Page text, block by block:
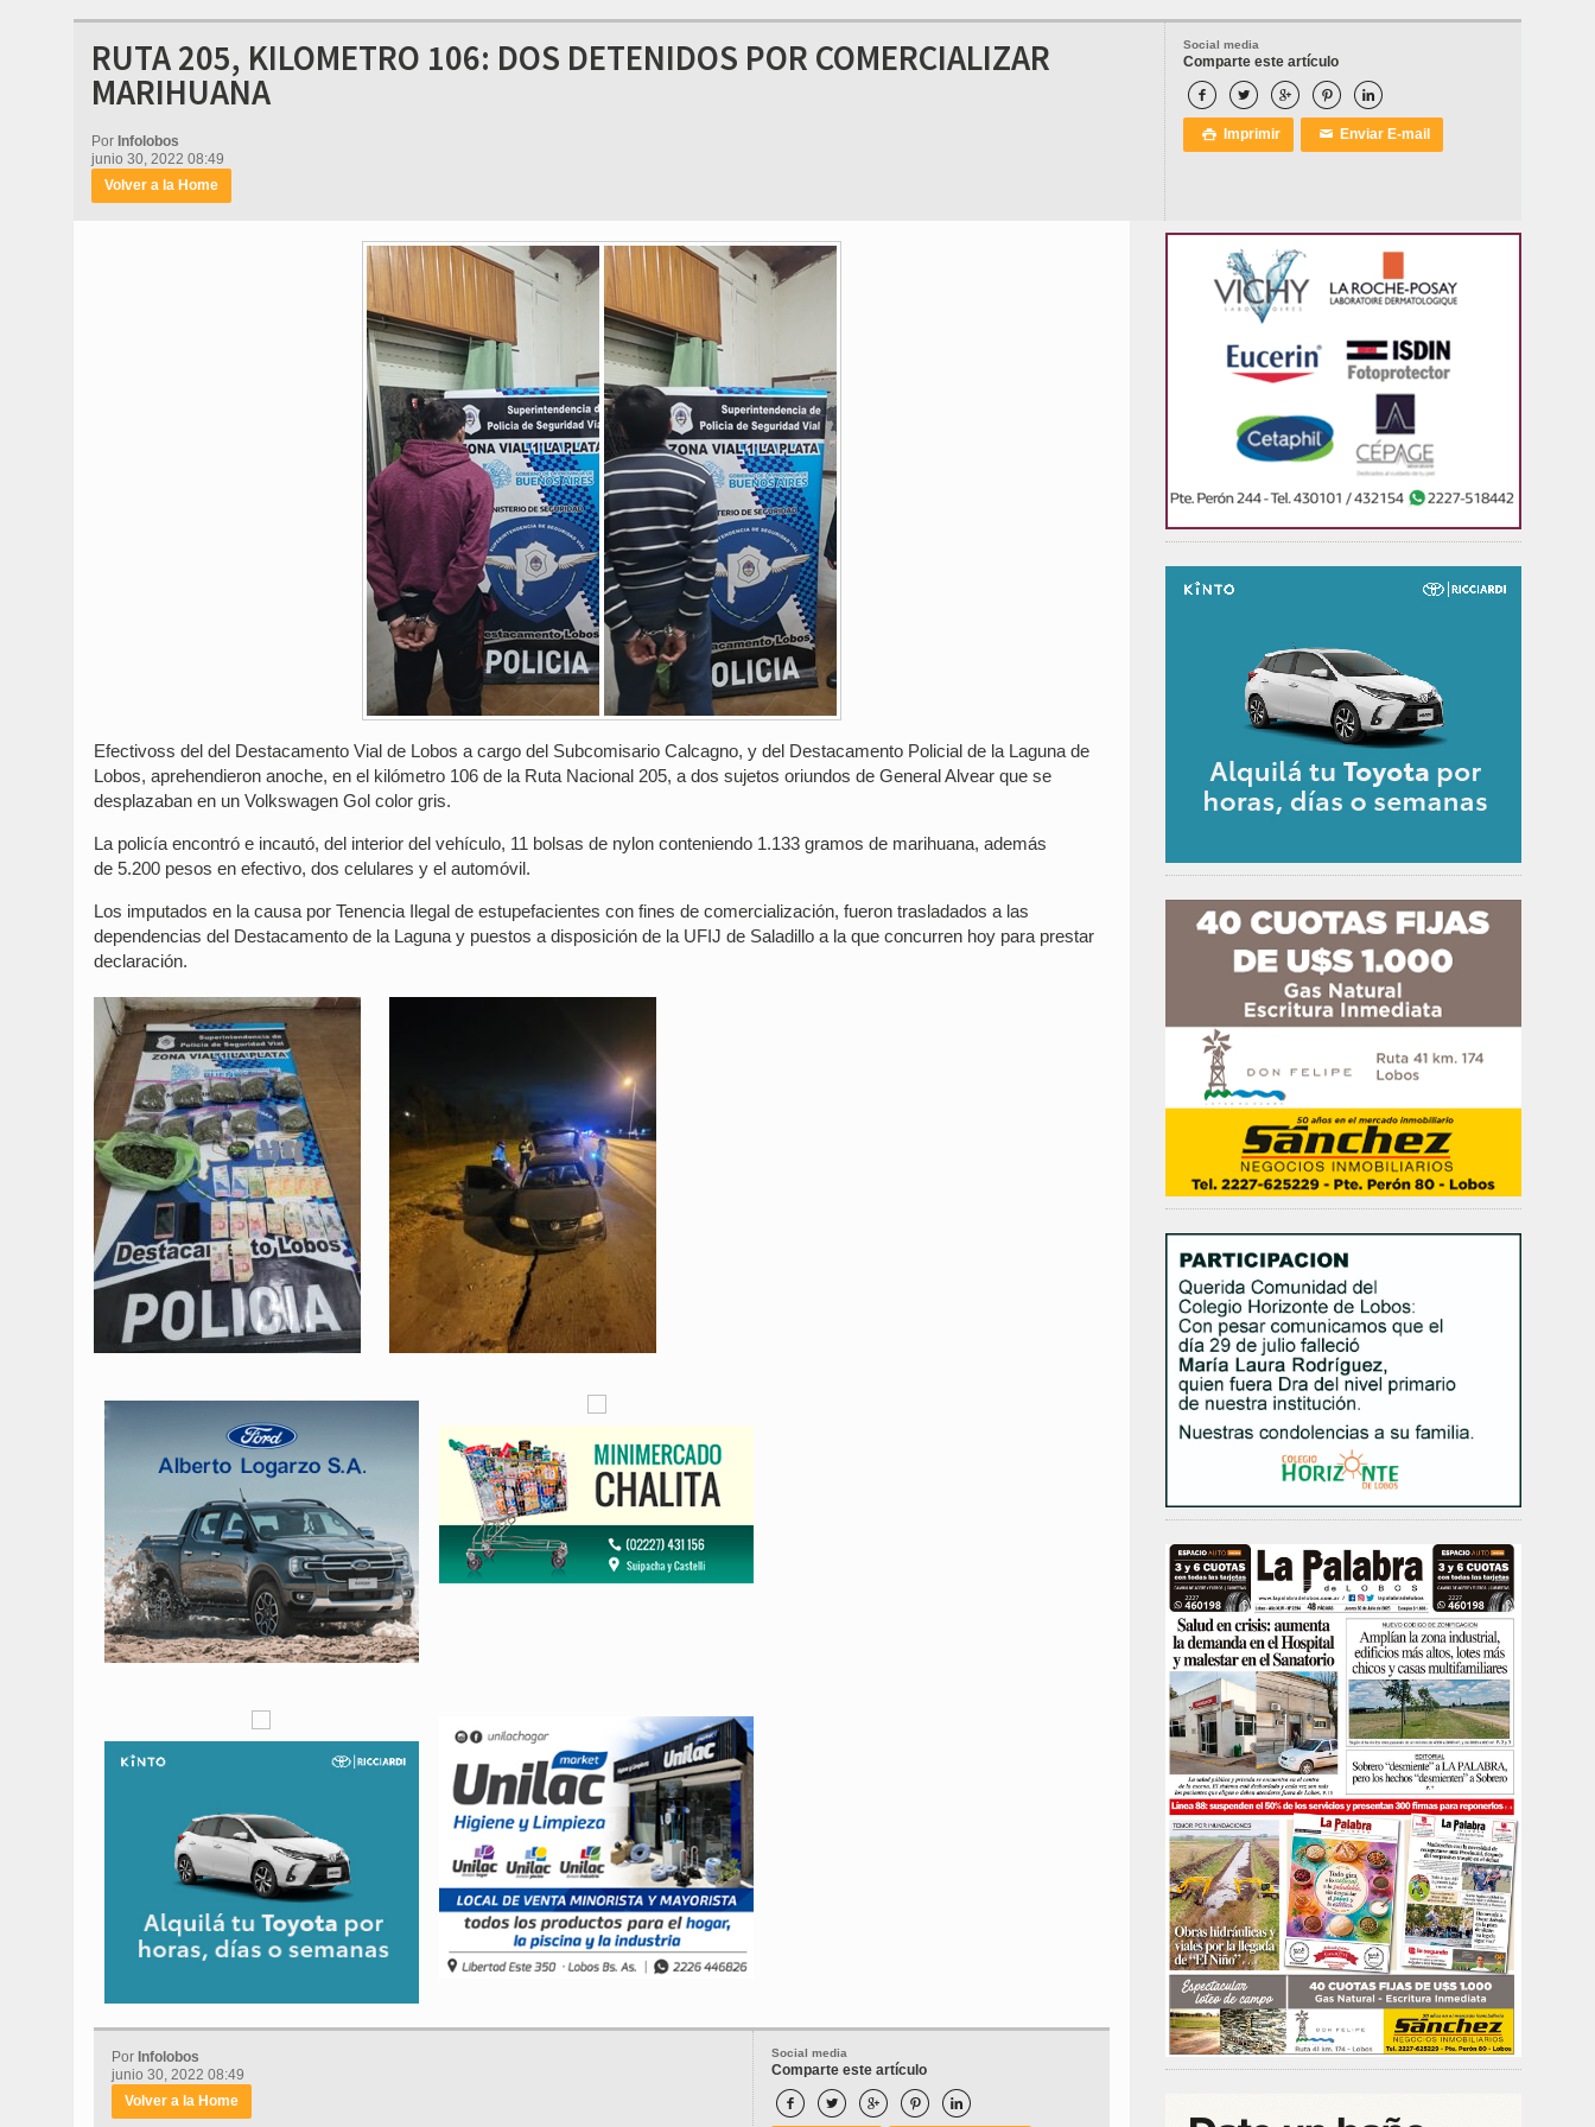
Social media
Comparte este artículo
    
 Imprimir ✉ Enviar E-mail
RUTA 205, KILOMETRO 106: DOS DETENIDOS POR COMERCIALIZAR
MARIHUANA
Por Infolobos
junio 30, 2022 08:49
Volver a la Home
Efectivoss del del Destacamento Vial de Lobos a cargo del Subcomisario Calcagno, y del Destacamento Policial de la Laguna de
Lobos, aprehendieron anoche, en el kilómetro 106 de la Ruta Nacional 205, a dos sujetos oriundos de General Alvear que se
desplazaban en un Volkswagen Gol color gris.
La policía encontró e incautó, del interior del vehículo, 11 bolsas de nylon conteniendo 1.133 gramos de marihuana, además
de 5.200 pesos en efectivo, dos celulares y el automóvil.
Los imputados en la causa por Tenencia Ilegal de estupefacientes con fines de comercialización, fueron trasladados a las
dependencias del Destacamento de la Laguna y puestos a disposición de la UFIJ de Saladillo a la que concurren hoy para prestar
declaración.
Social media
Comparte este artículo
    
Por Infolobos
junio 30, 2022 08:49
Volver a la Home